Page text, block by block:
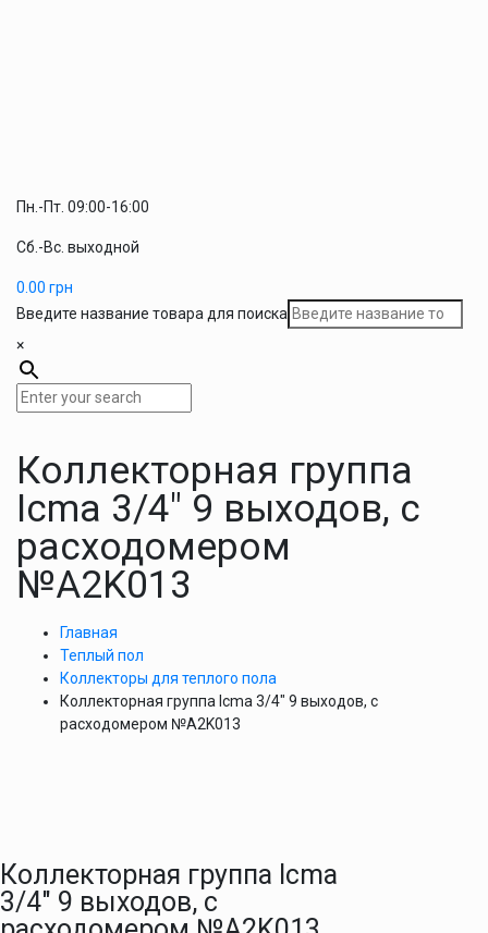
Пн.-Пт. 09:00-16:00
Сб.-Вс. выходной
0.00 грн
Введите название товара для поиска
×
Коллекторная группа
Icma 3/4″ 9 выходов, с
расходомером
№A2K013
Главная
Теплый пол
Коллекторы для теплого пола
Коллекторная группа Icma 3/4″ 9 выходов, с
расходомером №A2K013
Коллекторная группа Icma
3/4″ 9 выходов, с